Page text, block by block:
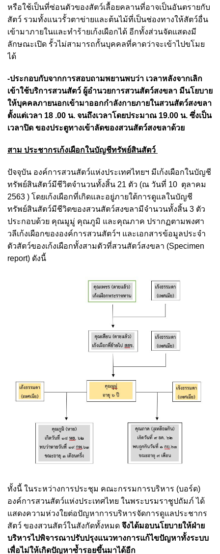
หรือใช้เป็นที่ซ่อนตัวของสัตว์เลื้อยคลานที่อาจเป็นอันตรายกับ
สัตว์ รวมทั้งแนวรั้วตาข่ายและต้นไม้ที่เป็นช่องทางให้สัตว์อื่น
เข้ามาภายในและทำร้ายเก้งเผือกได้ อีกทั้งส่วนจัดแสดงมี
ลักษณะเปิด รั้วไม่สามารถกั้นบุคคลที่คาดว่าจะเข้าไปขโมย
ได้
-ประกอบกับจากการสอบถามพยานพบว่า เวลาหลังจากเลิก
เข้าใช้บริการสวนสัตว์ ผู้อำนวยการสวนสัตว์สงขลา มีนโยบาย
ให้บุคคลภายนอกเข้ามาออกกำลังกายภายในสวนสัตว์สงขลา
ตั้งแต่เวลา 18 .00 น. จนถึงเวลาโดยประมาณ 19.00 น. ซึ่งเป็น
เวลาปิด ของประตูทางเข้าลัดของสวนสัตว์สงขลาด้วย
สาม ประชากรเก้งเผือกในบัญชีทรัพย์สินสัตว์
ปัจจุบัน องค์การสวนสัตว์แห่งประเทศไทยฯ มีเก้งเผือกในบัญชี
ทรัพย์สินสัตว์มีชีวิตจำนวนทั้งสิ้น 21 ตัว (ณ วันที่ 10 ตุลาคม
2563 ) โดยเก้งเผือกที่เกิดและอยู่ภายใต้การดูแลในบัญชี
ทรัพย์สินสัตว์มีชีวิตของสวนสัตว์สงขลามีจำนวนทั้งสิ้น 3 ตัว
ประกอบด้วย คุณมูมู่ คุณภูมิ และคุณภาค ปรากฏตามพงศา
วลีเก้งเผือกขององค์การสวนสัตว์ฯ และเอกสารข้อมูลประจำ
ตัวสัตว์ของเก้งเผือกทั้งสามตัวที่สวนสัตว์สงขลา (Specimen
report) ดังนี้
ทั้งนี้ ในระหว่างการประชุม คณะกรรมการบริหาร (บอร์ด)
องค์การสวนสัตว์แห่งประเทศไทย ในพระบรมราชูปถัมภ์ ได้
แสดงความห่วงใยต่อปัญหาการบริหารจัดการดูแลประชากร
สัตว์ ของสวนสัตว์ในสังกัดทั้งหมด จึงได้มอบนโยบายให้ฝ่าย
บริหารไปพิจารณาปรับปรุงแนวทางการแก้ไขปัญหาทั้งระบบ
เพื่อไม่ให้เกิดปัญหาซ้ำรอยขึ้นมาได้อีก